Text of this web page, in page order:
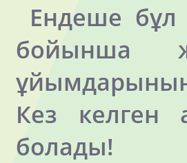
Ендеше бұл
бойынша
Кез келген
болады!